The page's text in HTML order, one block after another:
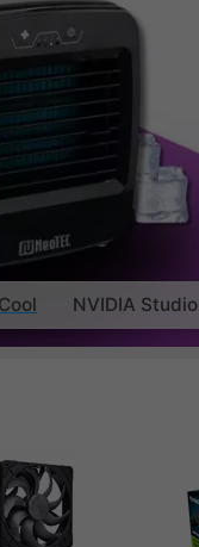
NVIDIA Studio